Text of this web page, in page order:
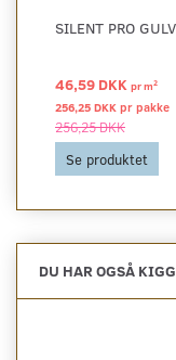
SILENT PRO
46,59 DKK prm2
256,25 DKK pr pakke
256,25 DKK
Se produktet
DU HAR OGSÅ